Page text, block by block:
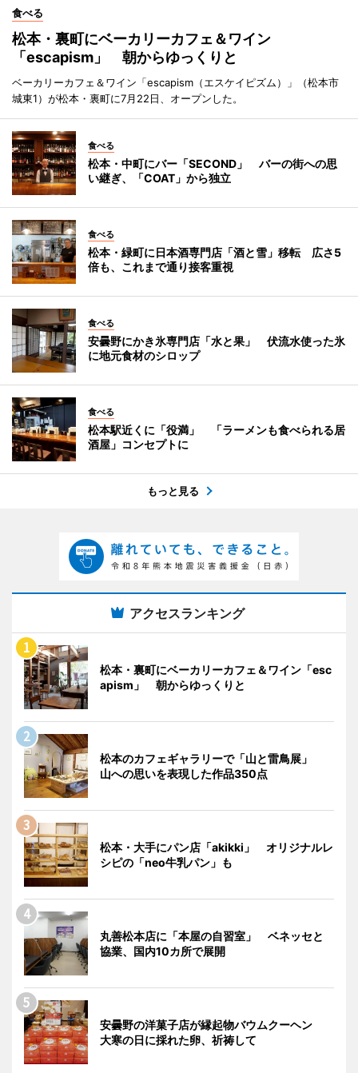
食べる
松本・裏町にベーカリーカフェ＆ワイン
「escapism」 朝からゆっくりと
ベーカリーカフェ＆ワイン「escapism（エスケイピズム）」（松本市
城東1）が松本・裏町に7月22日、オープンした。
食べる
松本・中町にバー「SECOND」 バーの街への思
い継ぎ、「COAT」から独立
食べる
松本・緑町に日本酒専門店「酒と雪」移転 広さ5
倍も、これまで通り接客重視
食べる
安曇野にかき氷専門店「水と果」 伏流水使った氷
に地元食材のシロップ
食べる
松本駅近くに「役満」 「ラーメンも食べられる居
酒屋」コンセプトに
もっと見る
アクセスランキング
松本・裏町にベーカリーカフェ＆ワイン「esc
apism」 朝からゆっくりと
松本のカフェギャラリーで「山と雷鳥展」
山への思いを表現した作品350点
松本・大手にパン店「akikki」 オリジナルレ
シピの「neo牛乳パン」も
丸善松本店に「本屋の自習室」 ベネッセと
協業、国内10カ所で展開
安曇野の洋菓子店が縁起物バウムクーヘン
大寒の日に採れた卵、祈祷して